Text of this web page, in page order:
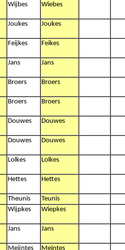
Wijbes Wiebes
Joukes Joukes
Feijkes Feikes
Jans Jans
Broers Broers
Broers Broers
Douwes Douwes
Douwes Douwes
Lolkes Lolkes
Hettes Hettes
Theunis
Teunis
Wijpkes Wiepkes
Jans Jans
Meijntes Meintes